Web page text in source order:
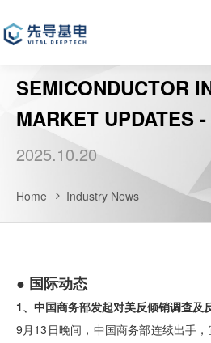
SEMICONDUCTOR
MARKET UPDATES
2025.10.20
Home Industry News
● 国际动态
1、中国商务部发起对美反倾销调查及
9月13日晚间，中国商务部连续出手